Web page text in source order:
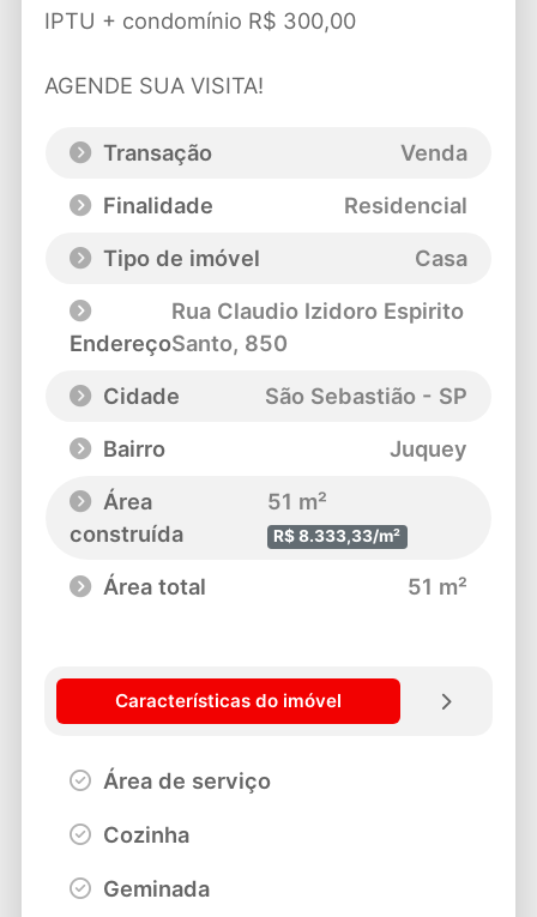
IPTU + condomínio R$ 300,00
AGENDE SUA VISITA!
Transação
Venda
Finalidade
Residencial
Tipo de imóvel
Casa
Endereço
Rua Claudio Izidoro Espirito
Santo, 850
Cidade
São Sebastião - SP
Bairro
Juquey
Área
construída
51 m²
R$ 8.333,33/m²
Área total 51 m²
Características do imóvel
Área de serviço
Cozinha
Geminada